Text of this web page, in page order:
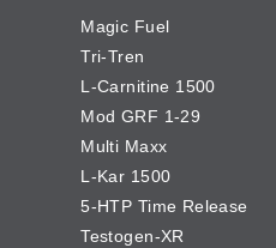
Magic Fuel
Tri-Tren
L-Carnitine 1500
Mod GRF 1-29
Multi Maxx
L-Kar 1500
5-HTP Time Release
Testogen-XR